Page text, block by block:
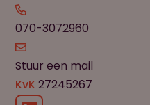
070-3072960
Stuur een mail
KvK 27245267